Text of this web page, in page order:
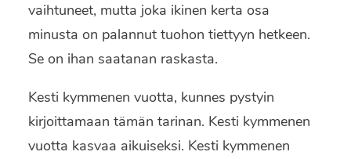
vaihtuneet, mutta joka ikinen kerta osa
minusta on palannut tuohon tiettyyn hetkeen.
Se on ihan saatanan raskasta.
Kesti kymmenen vuotta, kunnes pystyin
kirjoittamaan tämän tarinan. Kesti kymmenen
vuotta kasvaa aikuiseksi. Kesti kymmenen